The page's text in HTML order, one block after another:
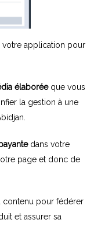
votre application pour
élaboréeque vous
la gestion à une
dans votre
page et donc de
contenu pour fédérer
et assurer sa